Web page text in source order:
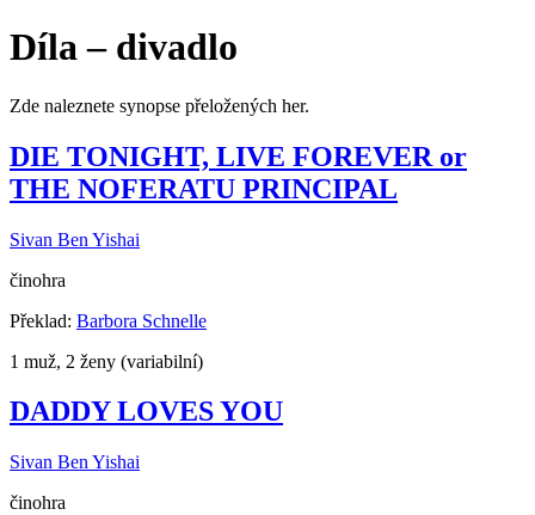
Díla – divadlo
Zde naleznete synopse přeložených her.
DIE TONIGHT, LIVE FOREVER or
THE NOFERATU PRINCIPAL
Sivan Ben Yishai
činohra
Překlad: Barbora Schnelle
1 muž, 2 ženy (variabilní)
DADDY LOVES YOU
Sivan Ben Yishai
činohra